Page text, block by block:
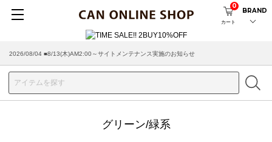
カート
0
BRAND
2026/07/29 ■【お知らせ】ヤマト運輸の配送遅延・停止について
グリーン/緑系